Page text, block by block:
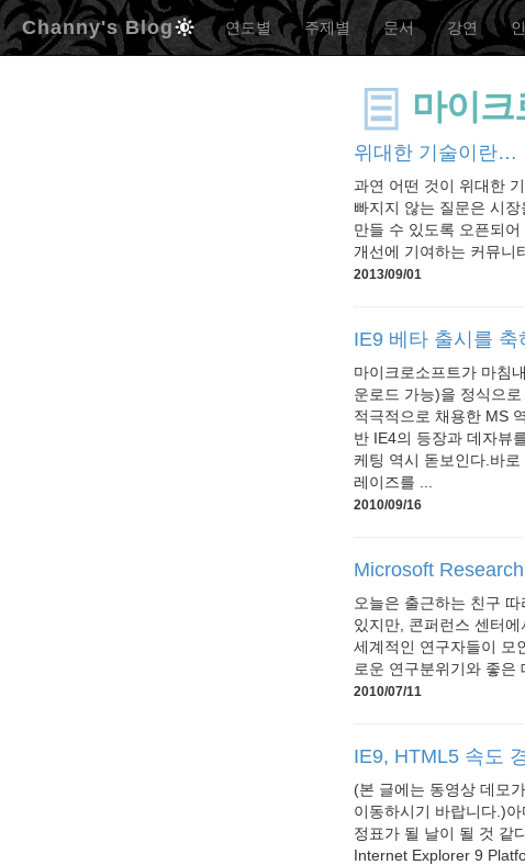
Channy's Blog 연도별 주제별 문서 강연
마이크
위대한 기술이란…
과연 어떤 것이 위대한
빠지지 않는 질문은 시
만들 수 있도록 오픈되
개선에 기여하는 커뮤니
2013/09/01
IE9 베타 출시를 축
마이크로소프트가 마침
운로드 가능)을 정식으
적극적으로 채용한 MS
반 IE4의 등장과 데자뷰
케팅 역시 돋보인다.바
레이즈를 ...
2010/09/16
Microsoft
오늘은 출근하는 친구
있지만, 콘퍼런스 센터
세계적인 연구자들이 모
로운 연구분위기와 좋은
2010/07/11
IE9, HTML5 속도
(본 글에는 동영상 데모
이동하시기 바랍니다.)
정표가 될 날이 될 것 같
Internet Explorer 9